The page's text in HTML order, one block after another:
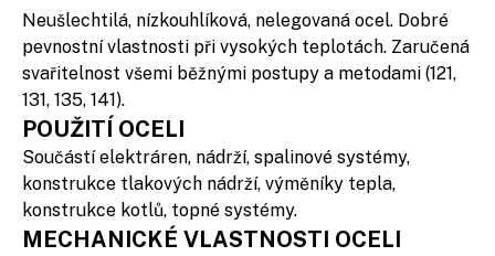
Neušlechtilá, nízkouhlíková, nelegovaná ocel. Dobré
pevnostní vlastnosti při vysokých teplotách. Zaručená
svařitelnost všemi běžnými postupy a metodami (121,
131, 135, 141).
POUŽITÍ OCELI
Součástí elektráren, nádrží, spalinové systémy,
konstrukce tlakových nádrží, výměníky tepla,
konstrukce kotlů, topné systémy.
MECHANICKÉ VLASTNOSTI OCELI